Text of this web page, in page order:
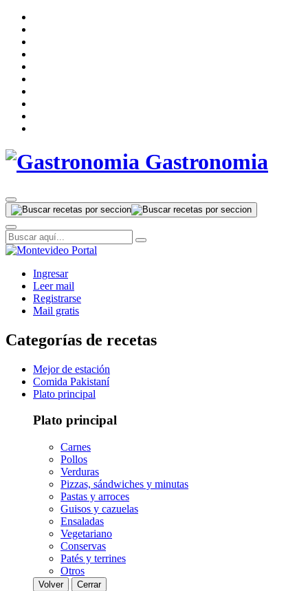
Gastronomia
Ingresar
Leer mail
Registrarse
Mail gratis
Categorías de recetas
Mejor de estación
Comida Pakistaní
Plato principal
Plato principal
Carnes
Pollos
Verduras
Pizzas, sándwiches y minutas
Pastas y arroces
Guisos y cazuelas
Ensaladas
Vegetariano
Conservas
Patés y terrines
Otros
Volver Cerrar